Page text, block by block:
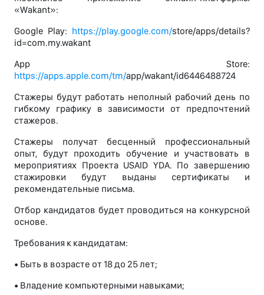
«Wakant»:
Google Play: https://play.google.com/store/apps/details?
id=com.my.wakant
App Store:
https://apps.apple.com/tm/app/wakant/id6446488724
Стажеры будут работать неполный рабочий день по
гибкому графику в зависимости от предпочтений
стажеров.
Стажеры получат бесценный профессиональный
опыт, будут проходить обучение и участвовать в
мероприятиях Проекта USAID YDA. По завершению
стажировки будут выданы сертификаты и
рекомендательные письма.
Отбор кандидатов будет проводиться на конкурсной
основе.
Требования к кандидатам:
• Быть в возрасте от 18 до 25 лет;
• Владение компьютерными навыками;